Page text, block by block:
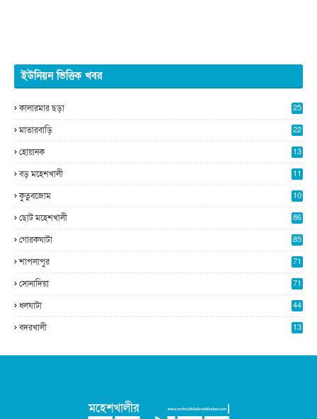
ইউনিয়ন ভিত্তিক খবর
কালারমার ছড়া
25
মাতারবাড়ি
22
হোয়ানক
13
বড় মহেশখালী
11
কুতুবজোম
10
ছোট মহেশখালী 86
গোরকঘাটা 85
শাপলাপুর 71
সোনাদিয়া 71
ধলঘাটা 44
বদরখালী 13